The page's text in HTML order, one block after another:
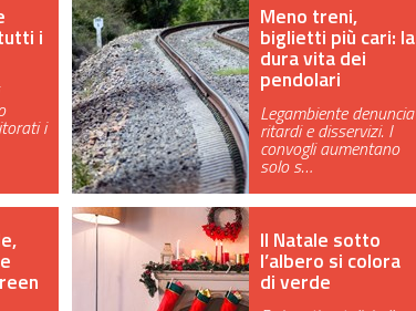
i
i
Meno treni,
biglietti più cari: la
dura vita dei
pendolari
Legambiente denuncia
ritardi e disservizi. I
convogli aumentano
solo s…
Il Natale sotto
l’albero si colora
di verde